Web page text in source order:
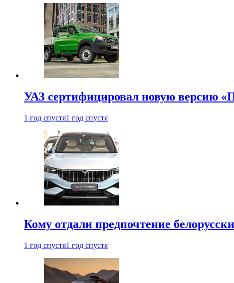
УАЗ сертифицировал новую версию
1 год спустя1 год спустя
Кому отдали предпочтение
1 год спустя1 год спустя